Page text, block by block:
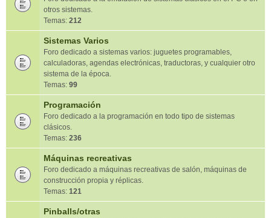
otros sistemas.
Temas: 212
Sistemas Varios
Foro dedicado a sistemas varios: juguetes programables,
calculadoras, agendas electrónicas, traductoras, y cualquier otro
sistema de la época.
Temas: 99
Programación
Foro dedicado a la programación en todo tipo de sistemas
clásicos.
Temas: 236
Máquinas recreativas
Foro dedicado a máquinas recreativas de salón, máquinas de
construcción propia y réplicas.
Temas: 121
Pinballs/otras